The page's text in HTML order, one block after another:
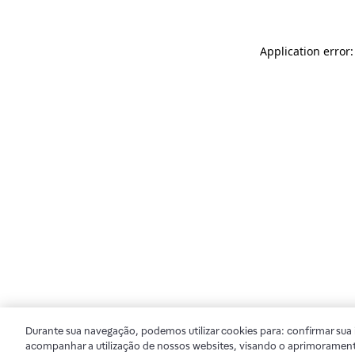
Application
Durante sua navegação, podemos utilizar cookies para: confirmar
acompanhar a utilização de nossos websites, visando o